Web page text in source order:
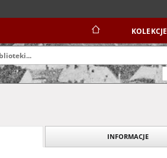
KOLEKCJE
INFORMACJE